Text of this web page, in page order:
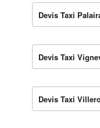
Devis Taxi
Devis Taxi
Devis Taxi